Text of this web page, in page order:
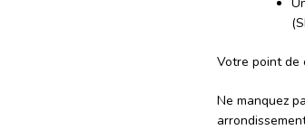
Votre point de
Ne manquez